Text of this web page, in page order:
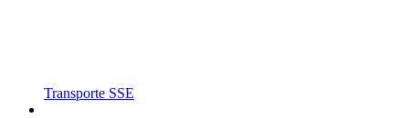
Transporte SSE